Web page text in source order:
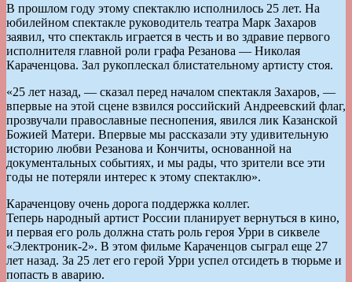
В прошлом году этому спектаклю исполнилось 25 лет. На
юбилейном спектакле руководитель театра Марк Захаров
заявил, что спектакль играется в честь и во здравие первого
исполнителя главной роли графа Резанова — Николая
Караченцова. Зал рукоплескал блистательному артисту стоя.
«25 лет назад, — сказал перед началом спектакля Захаров, —
впервые на этой сцене взвился российский Андреевский флаг,
прозвучали православные песнопения, явился лик Казанской
Божией Матери. Впервые мы рассказали эту удивительную
историю любви Резанова и Кончиты, основанной на
документальных событиях, и мы рады, что зрители все эти
годы не потеряли интерес к этому спектаклю».
Караченцову очень дорога поддержка коллег.
Теперь народный артист России планирует вернуться в кино,
и первая его роль должна стать роль героя Урри в сиквеле
«Электроник-2». В этом фильме Караченцов сыграл еще 27
лет назад. За 25 лет его герой Урри успел отсидеть в тюрьме и
попасть в аварию.